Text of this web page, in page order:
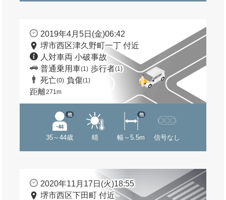
2019年4月5日(金)06:42
堺市西区津久野町一丁 付近
人対車両 小破事故
普通乗用車(1) 歩行者(1)
死亡(0) 負傷(1)
距離271m
35～44歳
他
晴 幅～5.5m
他
信号なし
2020年11月17日(火)18:55
堺市西区下田町 付近